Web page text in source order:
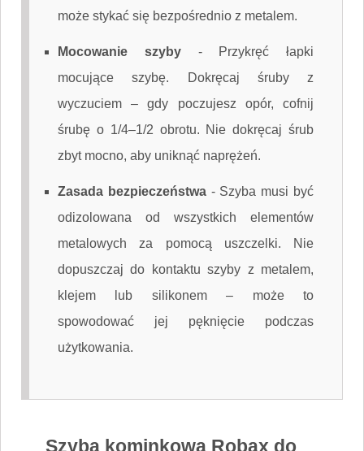
może stykać się bezpośrednio z metalem.
Mocowanie szyby-
Przykręć łapki
mocujące szybę. Dokręcaj śruby z
wyczuciem – gdy poczujesz opór, cofnij
śrubę o 1/4–1/2 obrotu. Nie dokręcaj śrub
zbyt mocno, aby uniknąć naprężeń.
Zasada bezpieczeństwa- Szyba musi być
odizolowana od wszystkich elementów
metalowych za pomocą uszczelki. Nie
dopuszczaj do kontaktu szyby z metalem,
klejem lub silikonem – może to
spowodować jej pęknięcie podczas
użytkowania.
Szyba kominkowa Robax do